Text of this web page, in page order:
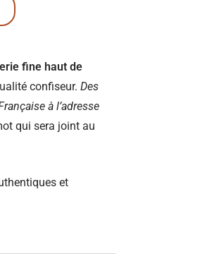
fine haut de
confiseur. Des
à l’adresse
qui sera joint au
et